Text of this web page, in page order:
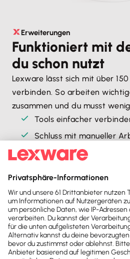
Erweiterungen
Funktioniert mit
du schon nutzt
Lexware lässt sich mit über
verbinden. So arbeiten
zusammen und du musst
Tools einfacher
Schluss mit manueller
Abläufe, die besser
Erweiterungen entdecken
Mach dir
einfach